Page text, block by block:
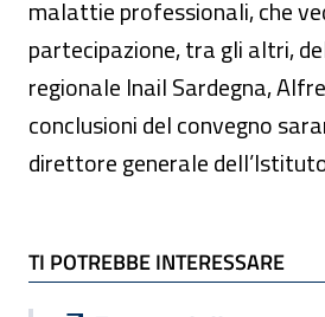
malattie professionali, che
partecipazione, tra gli altri,
regionale Inail Sardegna,
conclusioni del convegno
direttore generale
TI POTREBBE
TI POTREBBE INTERESSARE